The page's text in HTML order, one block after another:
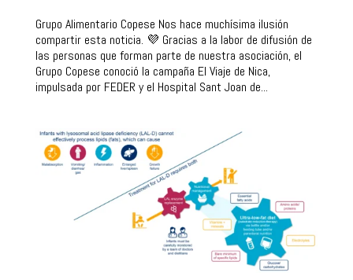
Grupo Alimentario Copese Nos hace muchísima ilusión
compartir esta noticia. 💜 Gracias a la labor de difusión de
las personas que forman parte de nuestra asociación, el
Grupo Copese conoció la campaña El Viaje de Nica,
impulsada por FEDER y el Hospital Sant Joan de...